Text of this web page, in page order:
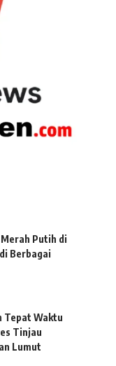
Merah Putih di
Berbagai
Tepat Waktu
Tinjau
Lumut